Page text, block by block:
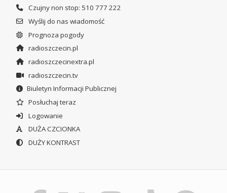
Czujny non stop: 510 777 222
Wyślij do nas wiadomość
Prognoza pogody
radioszczecin.pl
radioszczecinextra.pl
radioszczecin.tv
Biuletyn Informacji Publicznej
Posłuchaj teraz
Logowanie
DUŻA CZCIONKA
DUŻY KONTRAST